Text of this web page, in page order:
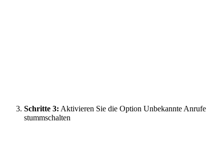
Schritte 3: Aktivieren Sie die Option Unbekannte Anrufe
stummschalten